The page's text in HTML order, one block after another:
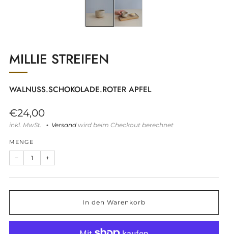
MILLIE STREIFEN
WALNUSS.SCHOKOLADE.ROTER APFEL
Normaler
Preis
€24,00
inkl. MwSt. Versand wird beim Checkout berechnet
MENGE
−Artikelmenge
um
+Artikelmenge
um
In den Warenkorb